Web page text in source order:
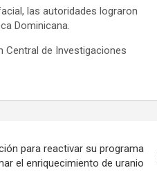
las autoridades lograron
Dominicana.
Central de Investigaciones
para reactivar su programa
el enriquecimiento de uranio